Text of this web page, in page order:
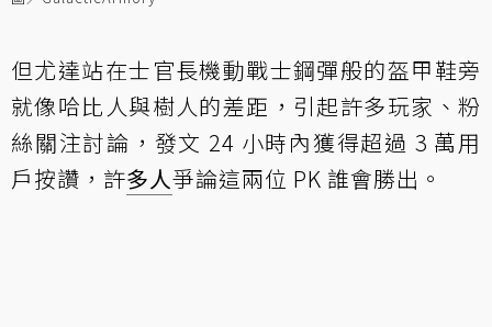
但尤達站在士官長機動戰士鋼彈般的盔甲鞋旁
就像哈比人與樹人的差距，引起許多玩家、粉
絲關注討論，發文 24 小時內獲得超過 3 萬用
戶按讚，許多人爭論這兩位 PK 誰會勝出。